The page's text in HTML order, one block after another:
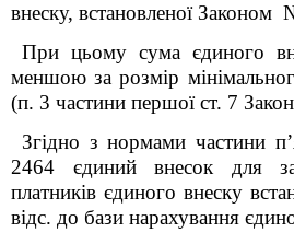
внеску, встановленої Законом
При цьому сума єдиного
меншою за розмір
(п. 3 частини першої ст. 7
Згідно з нормами частини
2464 єдиний внесок для
платників єдиного внеску
відс. до бази нарахування